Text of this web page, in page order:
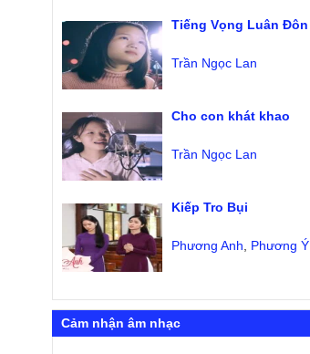
Tiếng Vọng Luân Đôn
Trần Ngọc Lan
Cho con khát khao
Trần Ngọc Lan
Kiếp Tro Bụi
Phương Anh Phương Ý
Cảm nhận âm nhạc